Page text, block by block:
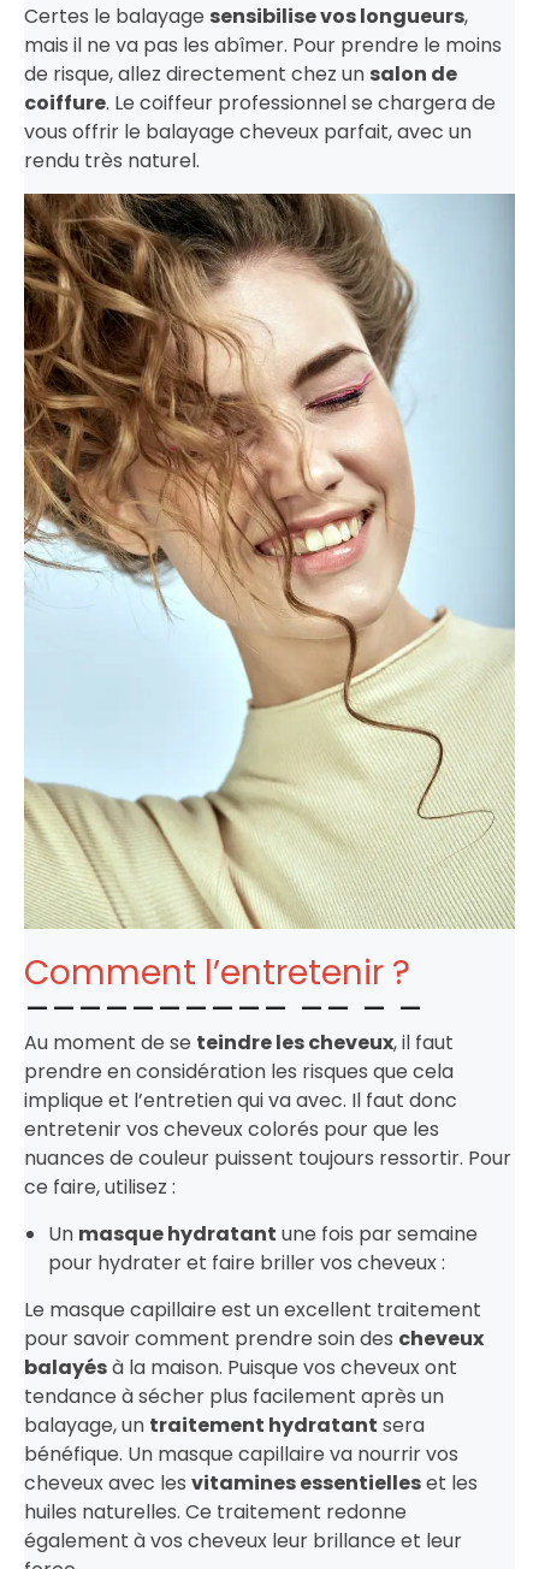
Certes le balayage sensibilise vos longueurs,
mais il ne va pas les abîmer. Pour prendre le moins
de risque, allez directement chez un salon de
coiffure. Le coiffeur professionnel se chargera de
vous offrir le balayage cheveux parfait, avec un
rendu très naturel.
Comment l’entretenir ?
Au moment de se teindre les cheveux, il faut
prendre en considération les risques que cela
implique et l’entretien qui va avec. Il faut donc
entretenir vos cheveux colorés pour que les
nuances de couleur puissent toujours ressortir. Pour
ce faire, utilisez :
Un masque hydratant une fois par semaine
pour hydrater et faire briller vos cheveux :
Le masque capillaire est un excellent traitement
pour savoir comment prendre soin des cheveux
balayésà la maison. Puisque vos cheveux ont
tendance à sécher plus facilement après un
balayage, un traitement hydratant sera
bénéfique. Un masque capillaire va nourrir vos
cheveux avec les vitamines essentielleset les
huiles naturelles. Ce traitement redonne
également à vos cheveux leur brillance et leur